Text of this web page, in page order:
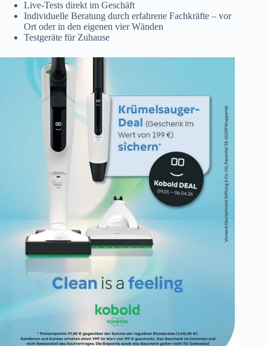
Live-Tests direkt im Geschäft
Individuelle Beratung durch erfahrene Fachkräfte – vor
Ort oder in den eigenen vier Wänden
Testgeräte für Zuhause